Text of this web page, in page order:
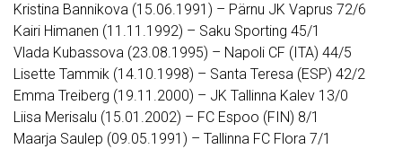
Kristina Bannikova (15.06.1991) – Pärnu JK Vaprus 72/6
Kairi Himanen (11.11.1992) – Saku Sporting 45/1
Vlada Kubassova (23.08.1995) – Napoli CF (ITA) 44/5
Lisette Tammik (14.10.1998) – Santa Teresa (ESP) 42/2
Emma Treiberg (19.11.2000) – JK Tallinna Kalev 13/0
Liisa Merisalu (15.01.2002) – FC Espoo (FIN) 8/1
Maarja Saulep (09.05.1991) – Tallinna FC Flora 7/1